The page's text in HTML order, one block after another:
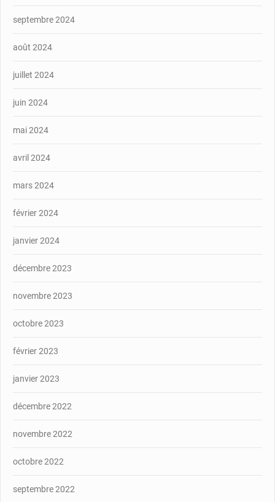
septembre 2024
août 2024
juillet 2024
juin 2024
mai 2024
avril 2024
mars 2024
février 2024
janvier 2024
décembre 2023
novembre 2023
octobre 2023
février 2023
janvier 2023
décembre 2022
novembre 2022
octobre 2022
septembre 2022